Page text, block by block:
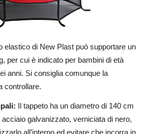
elastico di New Plast può supportare un
per cui è indicato per bambini di età
anni. Si consiglia comunque la
controllare.
Il tappeto ha un diametro di 140 cm
galvanizzato, verniciata di nero,